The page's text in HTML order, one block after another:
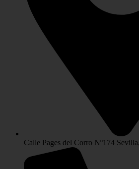
Calle Pages del Corro Nº174